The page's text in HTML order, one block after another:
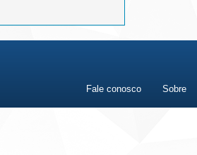
Fale conosco Sobre